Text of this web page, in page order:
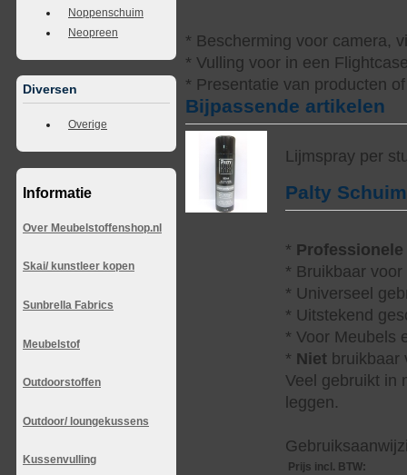
Noppenschuim
Neopreen
Diversen
Overige
Informatie
Over Meubelstoffenshop.nl
Skai/ kunstleer kopen
Sunbrella Fabrics
Meubelstof
Outdoorstoffen
Outdoor/ loungekussens
Kussenvulling
* Bescherming voor camera,
* Vulling voor in een
* Presentatie van producten
Bijpassende artikelen
Lijmspray per
Palty
* Professionele
* Bruikbaar
* Universeel
* Uitstekend
* Voor Meubels
* Niet bruikbaar
Veel gebruikt in
leggen.
Prijs incl. BTW: